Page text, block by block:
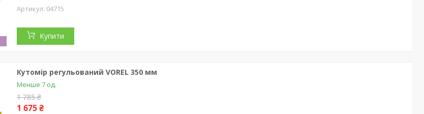
04715
Купити
Кутомір регульований VOREL 350 мм
Менше 7 од.
1 785 ₴
1 675 ₴